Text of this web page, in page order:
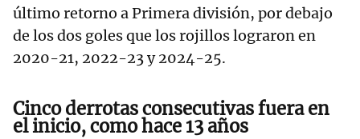
último retorno a Primera división, por debajo
de los dos goles que los rojillos lograron en
2020-21, 2022-23 y 2024-25.
Cinco derrotas consecutivas fuera en
el inicio, como hace 13 años